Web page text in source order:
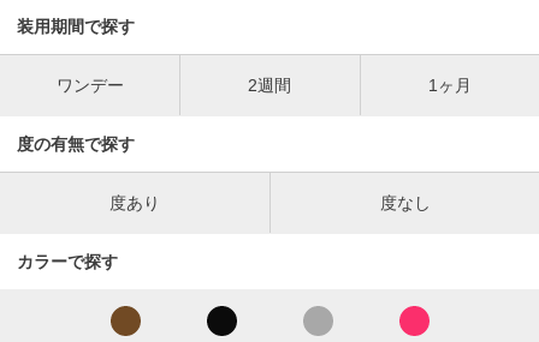
装用期間で探す
ワンデー 2週間 1ヶ月
度の有無で探す
度あり 度なし
カラーで探す